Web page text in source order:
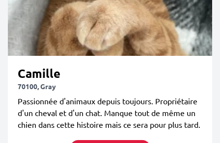
Camille
70100, Gray
Passionnée d'animaux depuis toujours. Propriétaire
d'un cheval et d'un chat. Manque tout de même un
chien dans cette histoire mais ce sera pour plus tard.